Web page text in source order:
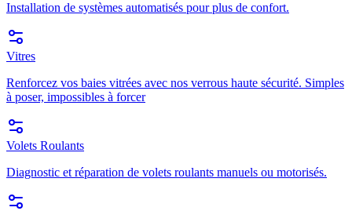
Installation de systèmes automatisés pour plus de confort.
Vitres
Renforcez vos baies vitrées avec nos verrous haute sécurité. Simples
à poser, impossibles à forcer
Volets Roulants
Diagnostic et réparation de volets roulants manuels ou motorisés.